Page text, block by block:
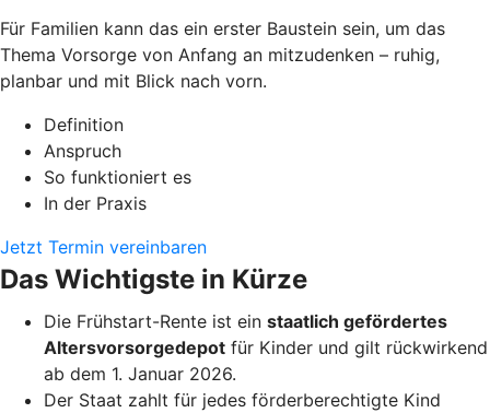
Für Familien kann das ein erster Baustein sein, um das
Thema Vorsorge von Anfang an mitzudenken – ruhig,
planbar und mit Blick nach vorn.
Definition
Anspruch
So funktioniert es
In der Praxis
Jetzt Termin vereinbaren
Das Wichtigste in Kürze
Die Frühstart-Rente ist ein staatlich gefördertes
Altersvorsorgedepot für Kinder und gilt rückwirkend
ab dem 1. Januar 2026.
Der Staat zahlt für jedes förderberechtigte Kind